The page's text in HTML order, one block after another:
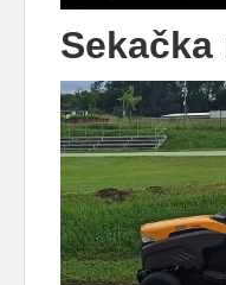
Sekačka